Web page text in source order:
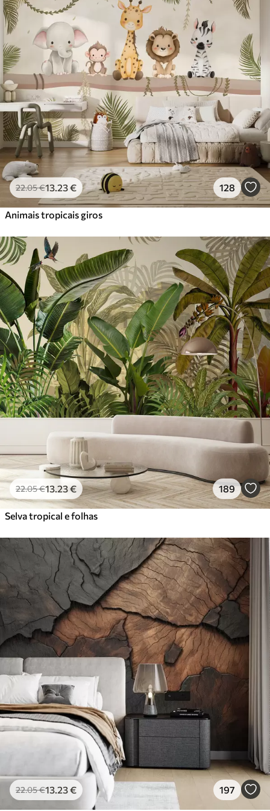
Standard
27.00 €/m²
Premium
56.6734.00€/m²
Vinil Premium
65.0039.00€/m²
Peel and Stick
81.6749.00€/m²
22.05€13 .23€ 128
Animais tropicais giros
22.05€13 .23€ 189
Selva tropical e folhas
22.05€13 .23€ 197